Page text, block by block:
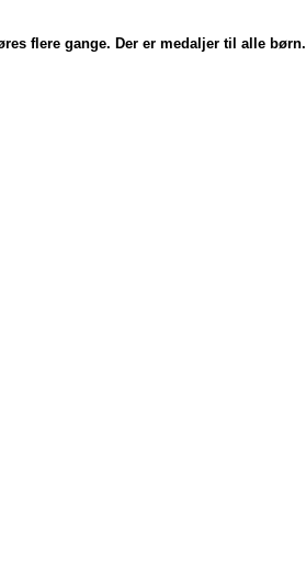
flere gange. Der er medaljer til alle børn.